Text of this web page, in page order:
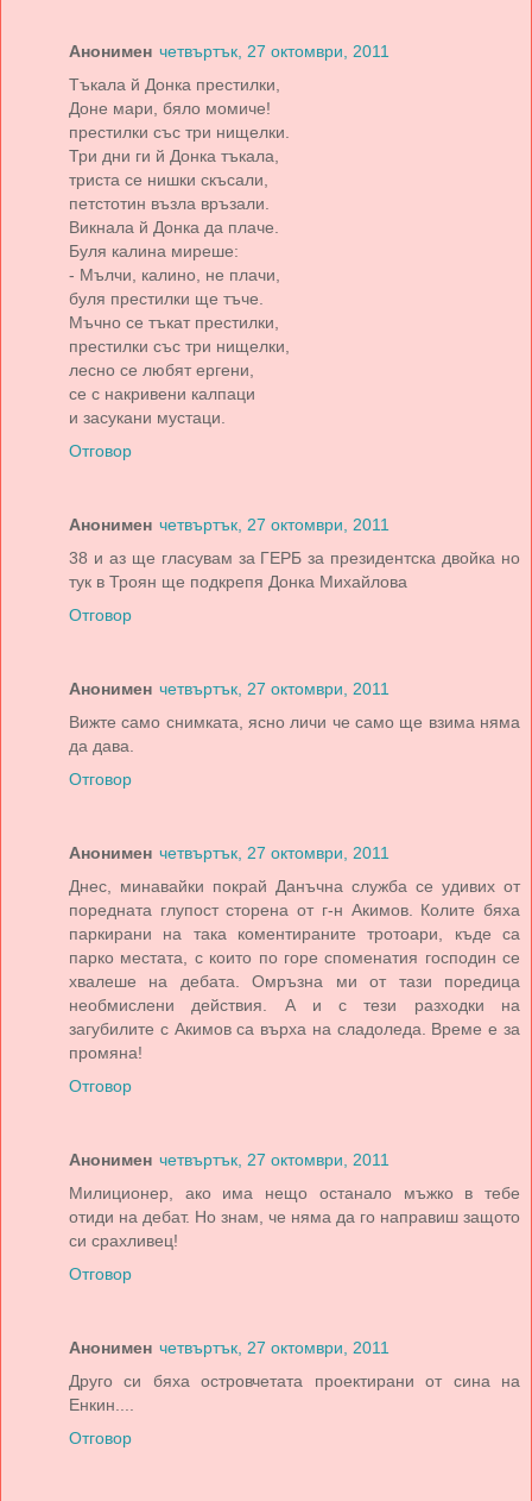
Анонимен четвъртък, 27 октомври, 2011
Тъкала й Донка престилки,
Доне мари, бяло момиче!
престилки със три нищелки.
Три дни ги й Донка тъкала,
триста се нишки скъсали,
петстотин възла връзали.
Викнала й Донка да плаче.
Буля калина миреше:
- Мълчи, калино, не плачи,
буля престилки ще тъче.
Мъчно се тъкат престилки,
престилки със три нищелки,
лесно се любят ергени,
се с накривени калпаци
и засукани мустаци.
Отговор
Анонимен четвъртък, 27 октомври, 2011
38 и аз ще гласувам за ГЕРБ за президентска двойка но
тук в Троян ще подкрепя Донка Михайлова
Отговор
Анонимен четвъртък, 27 октомври, 2011
Вижте само снимката, ясно личи че само ще взима няма
да дава.
Отговор
Анонимен четвъртък, 27 октомври, 2011
Днес, минавайки покрай Данъчна служба се удивих от
поредната глупост сторена от г-н Акимов. Колите бяха
паркирани на така коментираните тротоари, къде са
парко местата, с които по горе споменатия господин се
хвалеше на дебата. Омръзна ми от тази поредица
необмислени действия. А и с тези разходки на
загубилите с Акимов са върха на сладоледа. Време е за
промяна!
Отговор
Анонимен четвъртък, 27 октомври, 2011
Милиционер, ако има нещо останало мъжко в тебе
отиди на дебат. Но знам, че няма да го направиш защото
си срахливец!
Отговор
Анонимен четвъртък, 27 октомври, 2011
Друго си бяха островчетата проектирани от сина на
Енкин....
Отговор